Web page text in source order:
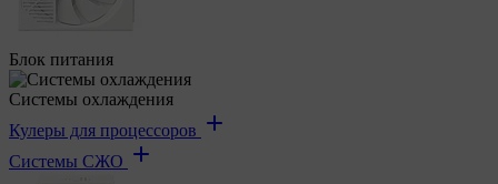
Блок питания
Системы охлаждения
Кулеры для процессоров
Системы СЖО